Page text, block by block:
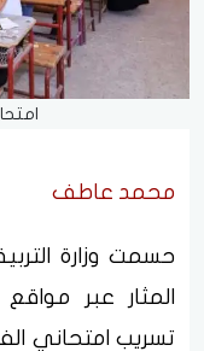
محمد عاطف
حسمت وزارة
المثار عبر
تسريب امتحاني